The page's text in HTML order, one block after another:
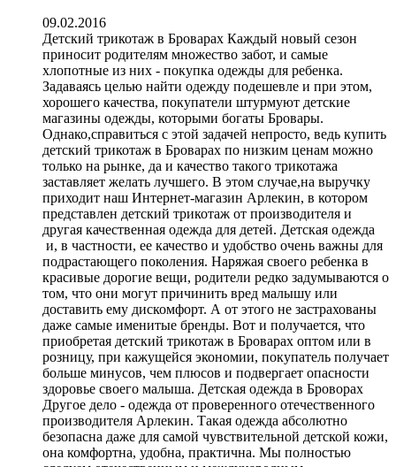
09.02.2016
Детский трикотаж в Броварах Каждый новый сезон
приносит родителям множество забот, и самые
хлопотные из них - покупка одежды для ребенка.
Задаваясь целью найти одежду подешевле и при этом,
хорошего качества, покупатели штурмуют детские
магазины одежды, которыми богаты Бровары.
Однако,справиться с этой задачей непросто, ведь купить
детский трикотаж в Броварах по низким ценам можно
только на рынке, да и качество такого трикотажа
заставляет желать лучшего. В этом случае,на выручку
приходит наш Интернет-магазин Арлекин, в котором
представлен детский трикотаж от производителя и
другая качественная одежда для детей. Детская одежда
и, в частности, ее качество и удобство очень важны для
подрастающего поколения. Наряжая своего ребенка в
красивые дорогие вещи, родители редко задумываются о
том, что они могут причинить вред малышу или
доставить ему дискомфорт. А от этого не застрахованы
даже самые именитые бренды. Вот и получается, что
приобретая детский трикотаж в Броварах оптом или в
розницу, при кажущейся экономии, покупатель получает
больше минусов, чем плюсов и подвергает опасности
здоровье своего малыша. Детская одежда в Броворах
Другое дело - одежда от проверенного отечественного
производителя Арлекин. Такая одежда абсолютно
безопасна даже для самой чувствительной детской кожи,
она комфортна, удобна, практична. Мы полностью